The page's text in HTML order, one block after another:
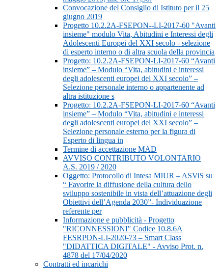
Convocazione del Consiglio di Istituto per il 25
giugno 2019
Progetto 10.2.2A-FSEPON--LI-2017-60 "Avanti
insieme" modulo Vita, Abitudini e Interessi degli
Adolescenti Europei del XXI secolo - selezione
di esperto interno o di altra scuola della provincia
Progetto: 10.2.2A-FSEPON-LI-2017-60 “Avanti
insieme” – Modulo “Vita, abitudini e interessi
degli adolescenti europei del XXI secolo” –
Selezione personale interno o appartenente ad
altra istituzione s
Progetto: 10.2.2A-FSEPON-LI-2017-60 “Avanti
insieme” – Modulo “Vita, abitudini e interessi
degli adolescenti europei del XXI secolo” –
Selezione personale esterno per la figura di
Esperto di lingua in
Termine di accettazione MAD
AVVISO CONTRIBUTO VOLONTARIO
A.S. 2019 / 2020
Oggetto: Protocollo di Intesa MIUR – ASViS su
“ Favorire la diffusione della cultura dello
sviluppo sostenibile in vista dell’attuazione degli
Obiettivi dell’Agenda 2030”- Individuazione
referente per
Informazione e pubblicità - Progetto
"RICONNESSIONI" Codice 10.8.6A
FESRPON-LI-2020-73 – Smart Class
"DIDATTICA DIGITALE" - Avviso Prot. n.
4878 del 17/04/2020
Contratti ed incarichi